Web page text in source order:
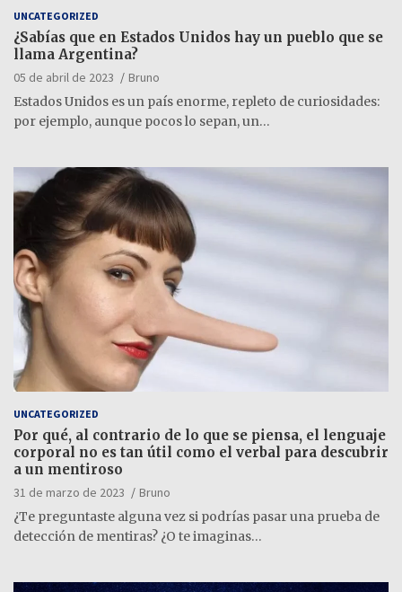
UNCATEGORIZED
¿Sabías que en Estados Unidos hay un pueblo que se
llama Argentina?
05 de abril de 2023
Bruno
Estados Unidos es un país enorme, repleto de curiosidades:
por ejemplo, aunque pocos lo sepan, un…
UNCATEGORIZED
Por qué, al contrario de lo que se piensa, el lenguaje
corporal no es tan útil como el verbal para descubrir
a un mentiroso
31 de marzo de 2023
Bruno
¿Te preguntaste alguna vez si podrías pasar una prueba de
detección de mentiras? ¿O te imaginas…